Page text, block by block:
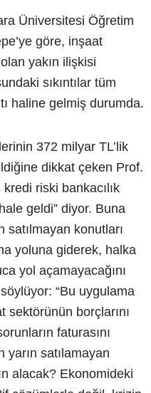
Üniversitesi Öğretim
göre, inşaat
yakın ilişkisi
sıkıntılar tüm
haline gelmiş durumda.
372 milyar TL’lik
dikkat çeken Prof.
riski bankacılık
geldi” diyor. Buna
satılmayan konutları
yoluna giderek, halka
yol açamayacağını
“Bu uygulama
borçlarını
faturasını
yarın satılamayan
alacak? Ekonomideki